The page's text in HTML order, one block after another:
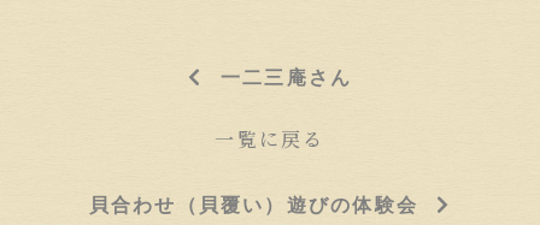
一二三庵さん
一覧に戻る
貝合わせ（貝覆い）遊びの体験会